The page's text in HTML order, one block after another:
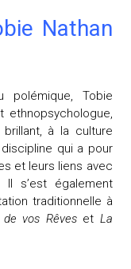
Nathan
polémique, Tobie
ethnopsychologue,
à la culture
qui a pour
et leurs liens avec
s’est également
traditionnelle à
vos Rêveset La